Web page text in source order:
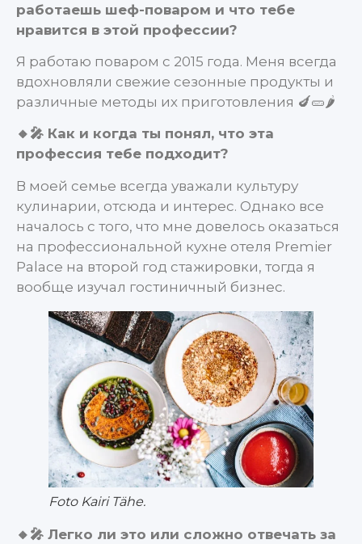
работаешь шеф-поваром и что тебе
нравится в этой профессии?
Я работаю поваром с 2015 года. Меня всегда
вдохновляли свежие сезонные продукты и
различные методы их приготовления 🍆🥒🌶️
🔸🎤 Как и когда ты понял, что эта
профессия тебе подходит?
В моей семье всегда уважали культуру
кулинарии, отсюда и интерес. Однако все
началось с того, что мне довелось оказаться
на профессиональной кухне отеля Premier
Palace на второй год стажировки, тогда я
вообще изучал гостиничный бизнес.
Foto Kairi Tähe.
🔸🎤 Легко ли это или сложно отвечать за